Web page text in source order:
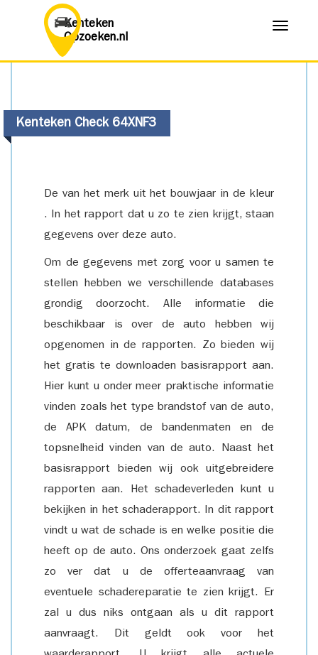
Kenteken
Opzoeken.nl
Menu
Kenteken Check 64XNF3
De van het merk uit het bouwjaar in de kleur
. In het rapport dat u zo te zien krijgt, staan
gegevens over deze auto.
Om de gegevens met zorg voor u samen te
stellen hebben we verschillende databases
grondig doorzocht. Alle informatie die
beschikbaar is over de auto hebben wij
opgenomen in de rapporten. Zo bieden wij
het gratis te downloaden basisrapport aan.
Hier kunt u onder meer praktische informatie
vinden zoals het type brandstof van de auto,
de APK datum, de bandenmaten en de
topsnelheid vinden van de auto. Naast het
basisrapport bieden wij ook uitgebreidere
rapporten aan. Het schadeverleden kunt u
bekijken in het schaderapport. In dit rapport
vindt u wat de schade is en welke positie die
heeft op de auto. Ons onderzoek gaat zelfs
zo ver dat u de offerteaanvraag van
eventuele schadereparatie te zien krijgt. Er
zal u dus niks ontgaan als u dit rapport
aanvraagt. Dit geldt ook voor het